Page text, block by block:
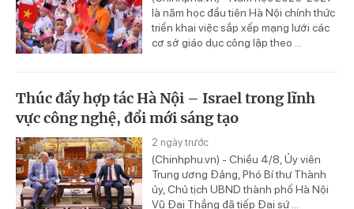
là năm học đầu tiên Hà Nội chính thức
triển khai việc sắp xếp mạng lưới các
cơ sở giáo dục công lập theo ...
Thúc đẩy hợp tác Hà Nội – Israel trong lĩnh
vực công nghệ, đổi mới sáng tạo
2 ngày trước
(Chinhphu.vn) - Chiều 4/8, Ủy viên
Trung ương Đảng, Phó Bí thư Thành
ủy, Chủ tịch UBND thành phố Hà Nội
Vũ Đại Thắng đã tiếp Đại sứ ...